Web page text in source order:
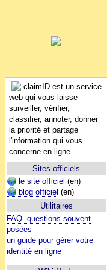
claimID est un service
web qui vous laisse
surveiller, vérifier,
classifier, annoter, donner
la priorité et partage
l'information qui vous
concerne en ligne.
Sites officiels
le site officiel (en)
blog officiel (en)
Utilitaires
FAQ -questions souvent
posées
un guide pour gérer votre
identité en ligne